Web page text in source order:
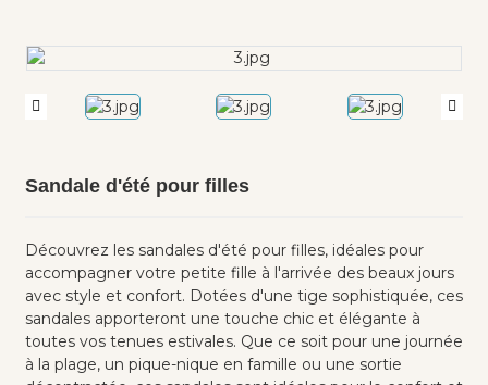
Sandale d'été pour filles
Découvrez les sandales d'été pour filles, idéales pour
accompagner votre petite fille à l'arrivée des beaux jours
avec style et confort. Dotées d'une tige sophistiquée, ces
sandales apporteront une touche chic et élégante à
toutes vos tenues estivales. Que ce soit pour une journée
à la plage, un pique-nique en famille ou une sortie